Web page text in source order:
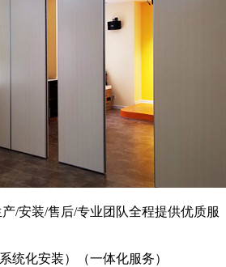
/安装/售后/专业团队全程提供优质服
统化安装）（一体化服务）